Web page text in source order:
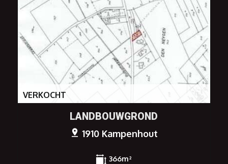
VERKOCHT
LANDBOUWGROND
1910 Kampenhout
366m²